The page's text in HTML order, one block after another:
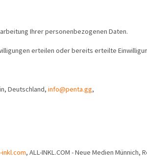
Ihrer personenbezogenen Daten.
erteilen oder bereits erteilte
Deutschland,info@penta.gg,
inkl.com, ALL-INKL.COM - Neue Medien